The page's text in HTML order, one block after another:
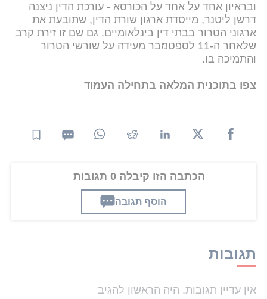
ובראיון אחד על אחד על הכורסא - עורכת הדין ניצנה
דרשן ליטנר, מייסדת ארגון שורת הדין, שתובעת את
ארגוני הטרור בבתי דין בינלאומיים. גם שם זו זירת קרב
שלאחר ה-11 לספטמבר מעידה על שורשי הטרור
והתמיכה בו.
צפו בתוכנית המלאה בתחילה העמוד
הכתבה הזו קיבלה 0 תגובות
הוסף תגובה
תגובות
אין עדיין תגובות. היה הראשון להגיב